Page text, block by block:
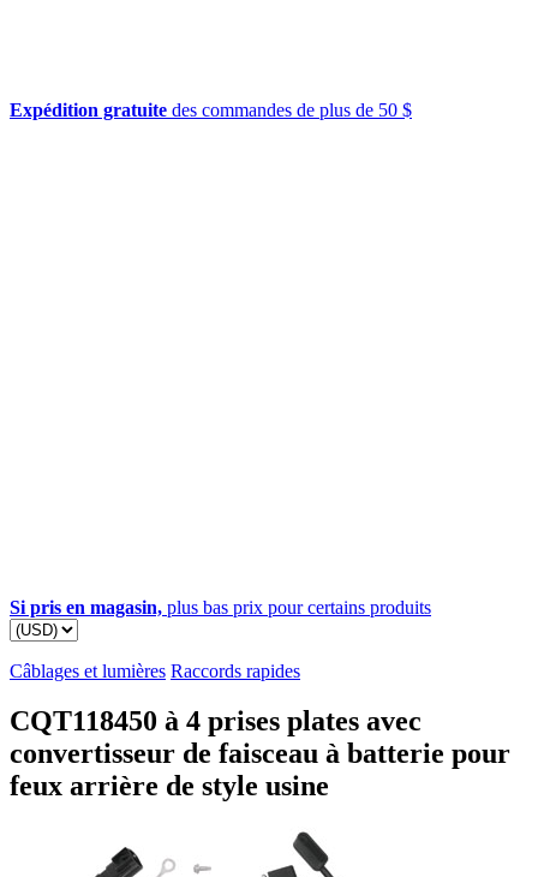
Expédition gratuite des commandes de plus de 50 $
Si pris en magasin, plus bas prix pour certains produits
Câblages et lumières Raccords rapides
CQT118450 à 4 prises plates avec
convertisseur de faisceau à batterie pour
feux arrière de style usine